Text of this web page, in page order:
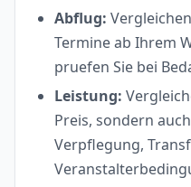
Abflug:
Termine ab Ihrem
pruefen Sie bei
Leistung:
Preis, sondern
Verpflegung,